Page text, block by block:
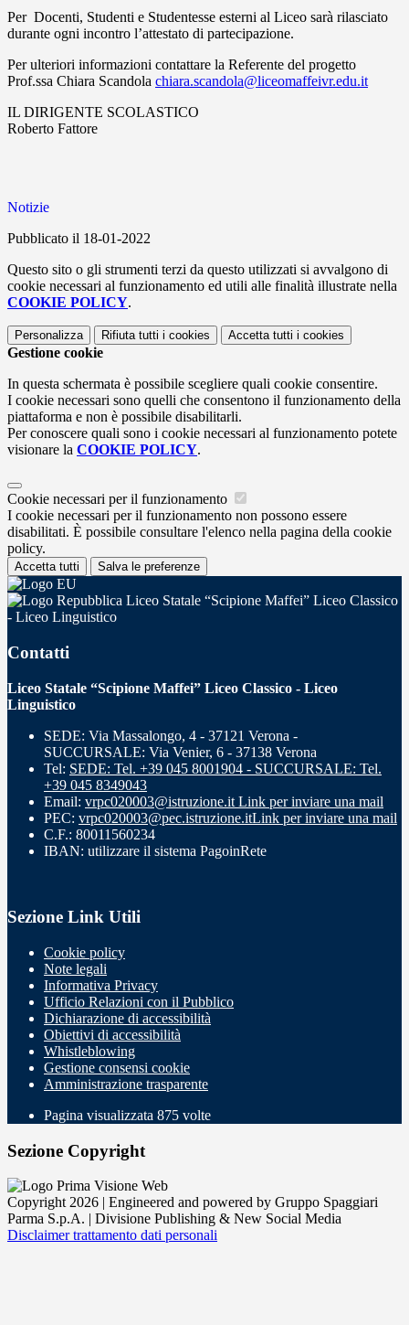
Per Docenti, Studenti e Studentesse esterni al Liceo sarà rilasciato
durante ogni incontro l’attestato di partecipazione.
Per ulteriori informazioni contattare la Referente del progetto
Prof.ssa Chiara Scandola chiara.scandola@liceomaffeivr.edu.it
IL DIRIGENTE SCOLASTICO
Roberto Fattore
Notizie
Pubblicato il 18-01-2022
Questo sito o gli strumenti terzi da questo utilizzati si avvalgono di
cookie necessari al funzionamento ed utili alle finalità illustrate nella
COOKIE POLICY.
Personalizza Rifiuta tutti i cookies Accetta tutti i cookies
Gestione cookie
In questa schermata è possibile scegliere quali cookie consentire.
I cookie necessari sono quelli che consentono il funzionamento della
piattaforma e non è possibile disabilitarli.
Per conoscere quali sono i cookie necessari al funzionamento potete
visionare la COOKIE POLICY.
Cookie necessari per il funzionamento
I cookie necessari per il funzionamento non possono essere
disabilitati. È possibile consultare l'elenco nella pagina della cookie
policy.
Accetta tutti Salva le preferenze
Liceo Statale “Scipione Maffei” Liceo Classico
- Liceo Linguistico
Contatti
Liceo Statale “Scipione Maffei” Liceo Classico - Liceo
Linguistico
SEDE: Via Massalongo, 4 - 37121 Verona -
SUCCURSALE: Via Venier, 6 - 37138 Verona
Tel: SEDE: Tel. +39 045 8001904 - SUCCURSALE: Tel.
+39 045 8349043
Email: vrpc020003@istruzione.it Link per inviare una mail
PEC: vrpc020003@pec.istruzione.itLink per inviare una mail
C.F.: 80011560234
IBAN: utilizzare il sistema PagoinRete
Sezione Link Utili
Cookie policy
Note legali
Informativa Privacy
Ufficio Relazioni con il Pubblico
Dichiarazione di accessibilità
Obiettivi di accessibilità
Whistleblowing
Gestione consensi cookie
Amministrazione trasparente
Pagina visualizzata 875 volte
Sezione Copyright
Copyright 2026 | Engineered and powered by Gruppo Spaggiari
Parma S.p.A. | Divisione Publishing & New Social Media
Disclaimer trattamento dati personali